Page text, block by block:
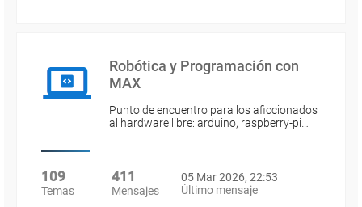
Robótica y Programación con
MAX
Punto de encuentro para los aficcionados
al hardware libre: arduino, raspberry-pi…
109
Temas
411
Mensajes
05 Mar 2026, 22:53
Último mensaje